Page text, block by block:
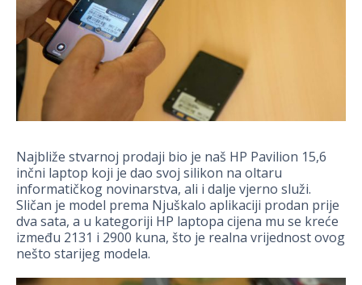
Najbliže stvarnoj prodaji bio je naš HP Pavilion 15,6
inčni laptop koji je dao svoj silikon na oltaru
informatičkog novinarstva, ali i dalje vjerno služi.
Sličan je model prema Njuškalo aplikaciji prodan prije
dva sata, a u kategoriji HP laptopa cijena mu se kreće
između 2131 i 2900 kuna, što je realna vrijednost ovog
nešto starijeg modela.